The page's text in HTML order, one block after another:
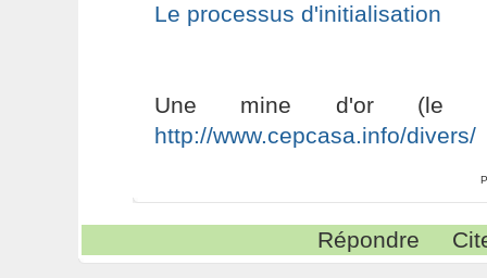
Le processus d'initialisation
Une mine d'or (le
http://www.cepcasa.info/divers/
Répondre